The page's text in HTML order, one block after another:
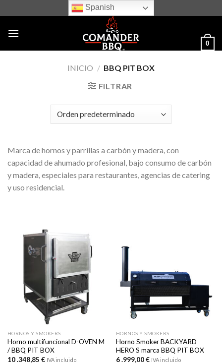
to
content
Spanish
0
INICIO / BBQ PIT BOX
FILTRAR
Marca de hornos y parrillas a carbón y madera, con
capacidad de ahumado profesional, bajo consumo de carbón
y madera, especiales para restaurantes, agencias de catering
y uso residencial.
HORNOS Y SMOKERS
Horno multifuncional D-OVEN M
/ BBQ PIT BOX
10 .348,85 € IVA incluido
HORNOS Y SMOKERS
Horno Smoker BACKYARD
HERO S marca BBQ PIT BOX
6 .999,00€ IVA incluido